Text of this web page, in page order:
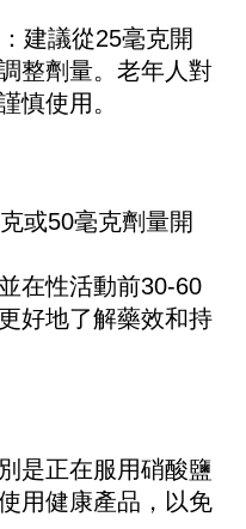
：建議從25毫克開
整劑量。老年人對
慎使用。
或50毫克劑量開
在性活動前30-60
好地了解藥效和持
別是正在服用硝酸鹽
用健康產品，以免